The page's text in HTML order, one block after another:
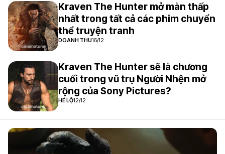
Kraven The Hunter mở màn thấp
nhất trong tất cả các phim chuyển
thể truyện tranh
DOANH THU16/12
Kraven The Hunter sẽ là chương
cuối trong vũ trụ Người Nhện mở
rộng của Sony Pictures?
HÉ LỘ12/12